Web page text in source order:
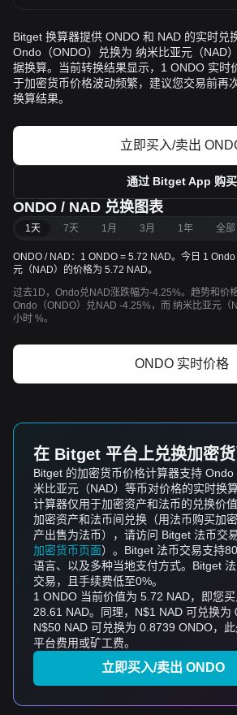
Bitget 换算器提供 ONDO 和 NAD 的实时兑
Ondo（ONDO）兑换为 纳米比亚元（NAD
据换算。当前转换结果显示，1 ONDO 实时
于加密货币价格波动频繁，建议您交易前再
换算结果。
立即买入/卖出
通过 Bitget App 购买
ONDO / NAD 兑换图表
1天 7天 1月 3月 1年 全部
ONDO / NAD：1 ONDO = 5.72 NAD。今日 1
元（NAD）的价格为 5.72 NAD。
过去1D，Ondo兑NAD涨跌幅为-4.25%。趋势和价格
Ondo（ONDO）兑NAD -4.25%，而 纳米比亚元（
小时 %。
ONDO 实时价格
在 Bitget 平台上兑换加密
Bitget 的加密货币价格计算器支持
米比亚元（NAD）等币对价格的实时换
计算器仅用于加密资产和法币的兑换价
加密资产和法币间兑换（用法币购买加
产出售为法币），请访问 Bitget 法币交
加密货币页面）。Bitget 法币交易支持
语言、以及多种当地支付方式。Bitget
交易，且手续费低至0%。
1 ONDO 当前价值为 5.72 NAD，即您
28.61 NAD。同理，N$1 NAD 可兑换为
N$50 NAD 可兑换为 0.8739 ONDO，
平台费用或矿工费。
立即买入/卖出 ONDO